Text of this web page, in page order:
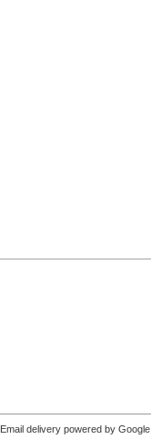
Email delivery powered by Google